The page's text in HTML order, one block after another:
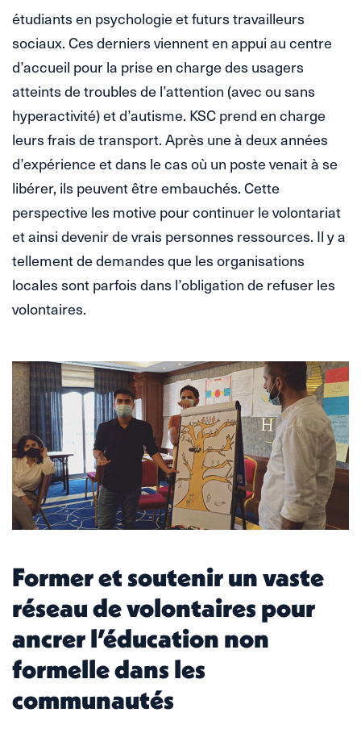
étudiants en psychologie et futurs travailleurs
sociaux. Ces derniers viennent en appui au centre
d’accueil pour la prise en charge des usagers
atteints de troubles de l’attention (avec ou sans
hyperactivité) et d’autisme. KSC prend en charge
leurs frais de transport. Après une à deux années
d’expérience et dans le cas où un poste venait à se
libérer, ils peuvent être embauchés. Cette
perspective les motive pour continuer le volontariat
et ainsi devenir de vrais personnes ressources. Il y a
tellement de demandes que les organisations
locales sont parfois dans l’obligation de refuser les
volontaires.
Former et soutenir un vaste
réseau de volontaires pour
ancrer l’éducation non
formelle dans les
communautés